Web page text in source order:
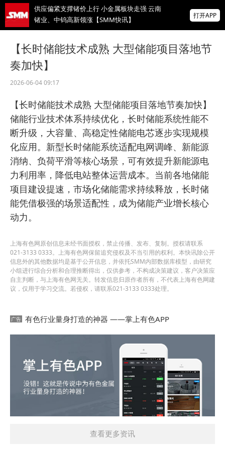
供应偏紧支撑锗价上行 小金属板块走强 云南
锗业、中钨高新领涨【SMM快讯】
超5%、闪迪跌超8%，金价升至近两月高位
IMF披露：加纳央行去年买黄金亏损19亿美
元
掌上有色
为有色行业打造的神器
打开APP
【长时储能技术成熟 大型储能项目落地节
奏加快】
2026-06-04 09:17
【长时储能技术成熟 大型储能项目落地节奏加快】
储能行业技术体系持续优化，长时储能系统性能不
断升级，大容量、高稳定性储能电芯逐步实现规模
化应用。新型长时储能系统适配电网调峰、新能源
消纳、负荷平滑等核心场景，可有效提升新能源电
力利用率，降低电站整体运营成本。当前各地储能
项目建设提速，市场化储能需求持续释放，长时储
能凭借极强的场景适配性，成为储能产业增长核心
动力。
上海有色网原创信息未经书面授权，禁止传播、发布、复制。授权请联系
021-3133 0333。上海有色网保留追究侵权及不当引用的权利。本快讯除公开
信息外的其他数据均是基于公开信息，并依托SMM内部数据库模型，由研究
小组进行综合分析和合理推断得出，仅供参考，不构成决策建议，客户决策应
自主判断，与上海有色网无关。转发信息归原作者所有，不代表上海有色网建
议，仅用于学习交流。若侵权，请联系021-3133 0333处理。
有色行业量身打造的神器 ——掌上有色APP
查看更多资讯